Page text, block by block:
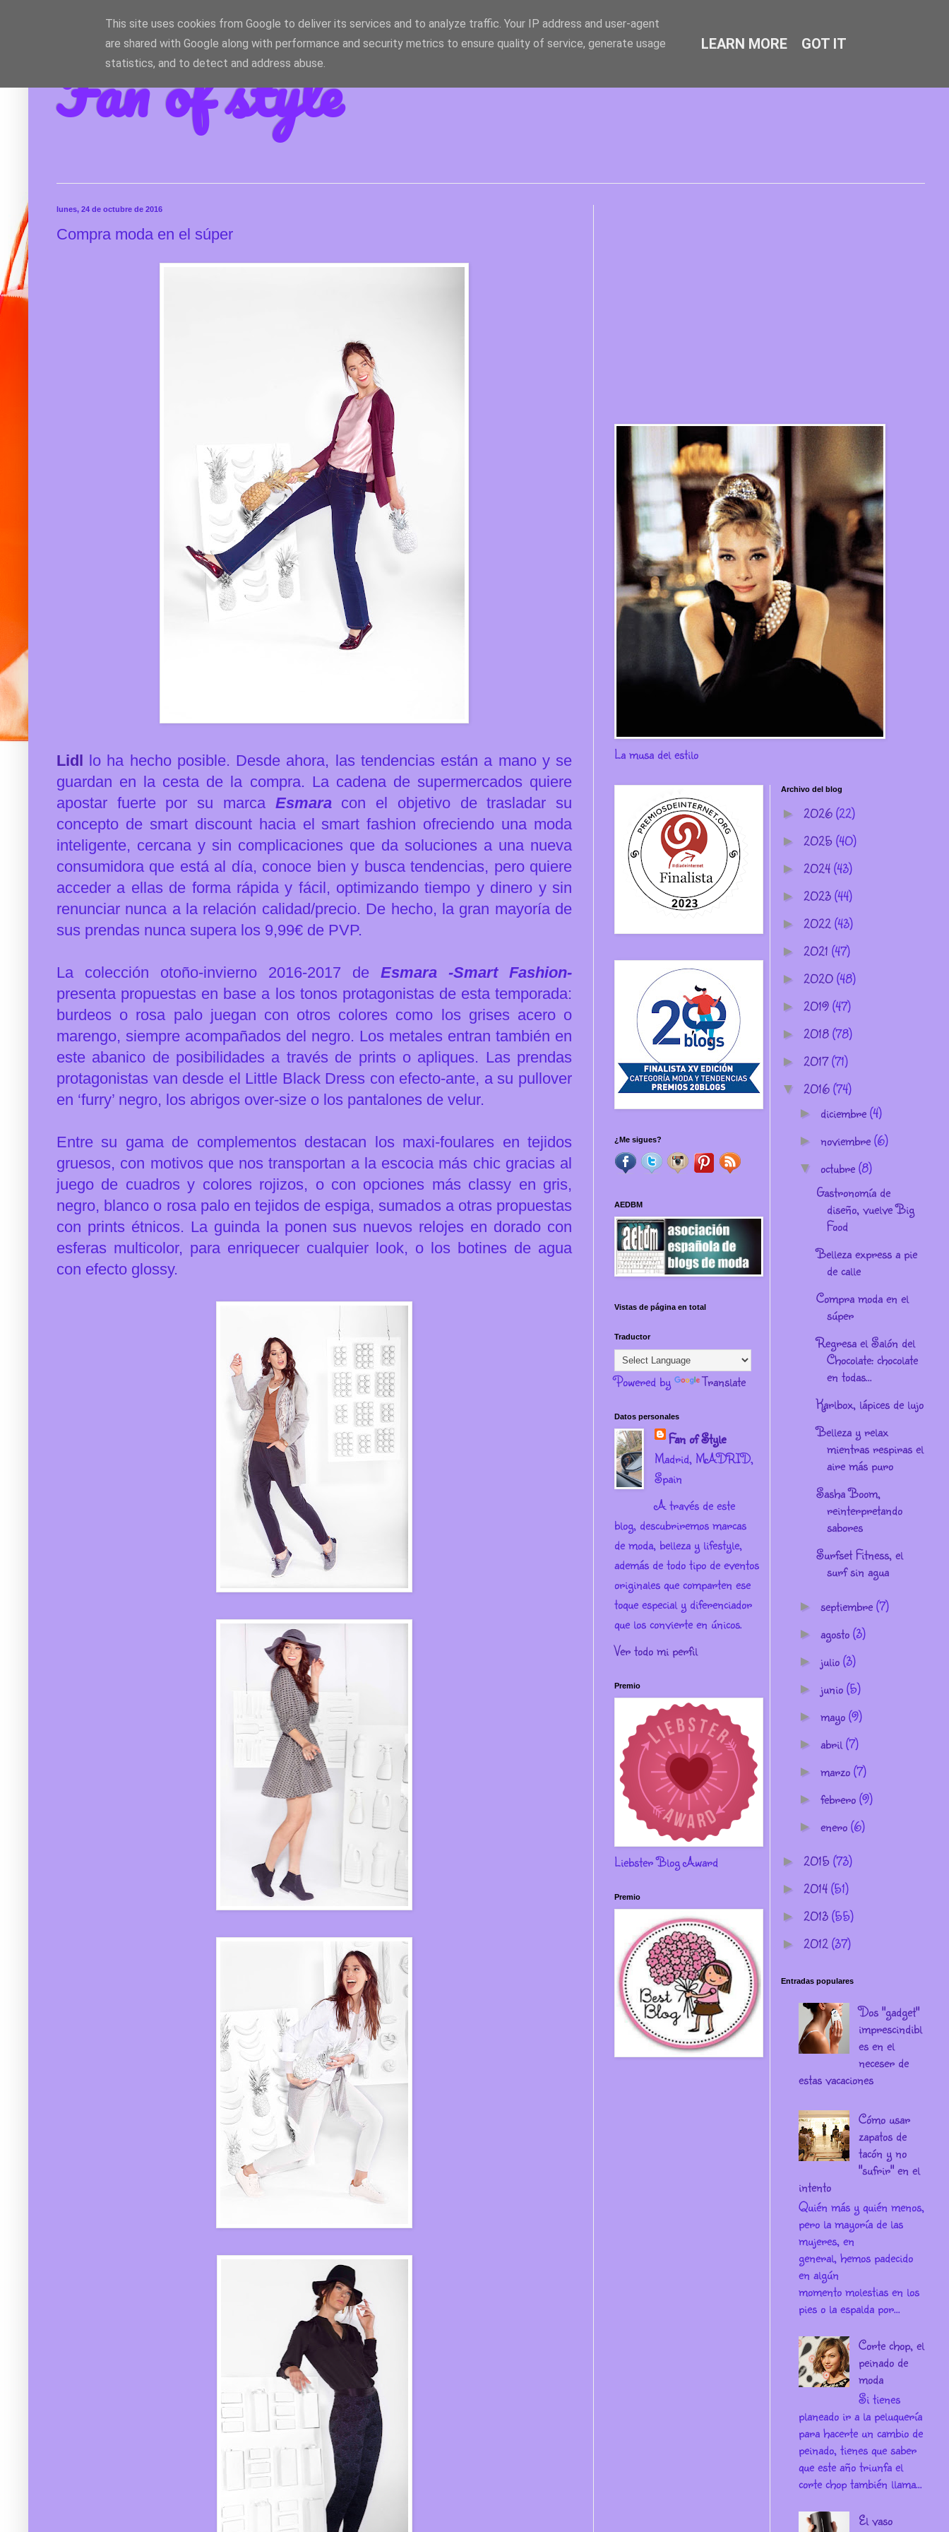
Fan of style
lunes, 24 de octubre de 2016
Compra moda en el súper
Lidl lo ha hecho posible. Desde ahora, las tendencias están a mano y se
guardan en la cesta de la compra. La cadena de supermercados quiere
apostar fuerte por su marca Esmaracon el objetivo de trasladar su
concepto de smart discount hacia el smart fashion ofreciendo una moda
inteligente, cercana y sin complicaciones que da soluciones a una nueva
consumidora que está al día, conoce bien y busca tendencias, pero quiere
acceder a ellas de forma rápida y fácil, optimizando tiempo y dinero y sin
renunciar nunca a la relación calidad/precio. De hecho, la gran mayoría de
sus prendas nunca supera los 9,99€ de PVP.
La colección otoño-invierno 2016-2017 de Esmara -Smart Fashion-
presenta propuestas en base a los tonos protagonistas de esta temporada:
burdeos o rosa palo juegan con otros colores como los grises acero o
marengo, siempre acompañados del negro. Los metales entran también en
este abanico de posibilidades a través de prints o apliques. Las prendas
protagonistas van desde el Little Black Dress con efecto-ante, a su pullover
en ‘furry’ negro, los abrigos over-size o los pantalones de velur.
Entre su gama de complementos destacan los maxi-foulares en tejidos
gruesos, con motivos que nos transportan a la escocia más chic gracias al
juego de cuadros y colores rojizos, o con opciones más classy en gris,
negro, blanco o rosa palo en tejidos de espiga, sumados a otras propuestas
con prints étnicos. La guinda la ponen sus nuevos relojes en dorado con
esferas multicolor, para enriquecer cualquier look, o los botines de agua
con efecto glossy.
La musa del estilo
¿Me sigues?
AEDBM
Vistas de página en total
Traductor
Powered by Translate
Datos personales
Fan of Style
Madrid, MADRID,
Spain
A través de este
blog, descubriremos marcas
de moda, belleza y lifestyle,
además de todo tipo de eventos
originales que comparten ese
toque especial y diferenciador
que los convierte en únicos.
Ver todo mi perfil
Premio
Liebster Blog Award
Premio
Archivo del blog
► 2026(22)
► 2025(40)
► 2024(43)
► 2023(44)
► 2022(43)
► 2021 (47)
► 2020(48)
► 2019(47)
► 2018(78)
► 2017(71)
▼ 2016(74)
► diciembre(4)
► noviembre(6)
▼ octubre(8)
Gastronomía de
diseño, vuelve Big
Food
Belleza express a pie
de calle
Compra moda en el
súper
Regresa el Salón del
Chocolate: chocolate
en todas...
Karlbox, lápices de lujo
Belleza y relax
mientras respiras el
aire más puro
Sasha Boom,
reinterpretando
sabores
Surfset Fitness, el
surf sin agua
► septiembre(7)
► agosto(3)
► julio(3)
► junio(5)
► mayo(9)
► abril(7)
► marzo(7)
► febrero(9)
► enero(6)
► 2015(73)
► 2014(51)
► 2013(55)
► 2012(37)
Entradas populares
Dos "gadget"
imprescindibl
es en el
neceser de
estas vacaciones
Cómo usar
zapatos de
tacón y no
"sufrir" en el
intento
Quién más y quién menos,
pero la mayoría de las
mujeres, en
general, hemos padecido
en algún
momento molestias en los
pies o la espalda por...
Corte chop, el
peinado de
moda
Si tienes
planeado ir a la peluquería
para hacerte un cambio de
peinado, tienes que saber
que este año triunfa el
corte chop también llama...
El vaso
This site uses cookies from Google to deliver its services and to analyze traffic. Your IP address and user-agent
are shared with Google along with performance and security metrics to ensure quality of service, generate usage
statistics, and to detect and address abuse.
LEARN MORE GOT IT